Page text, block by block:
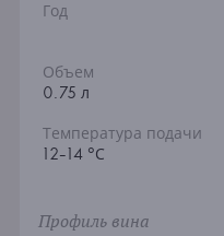
Год
Объем
0.75 л
Температура подачи
12-14 °С
Профиль вина